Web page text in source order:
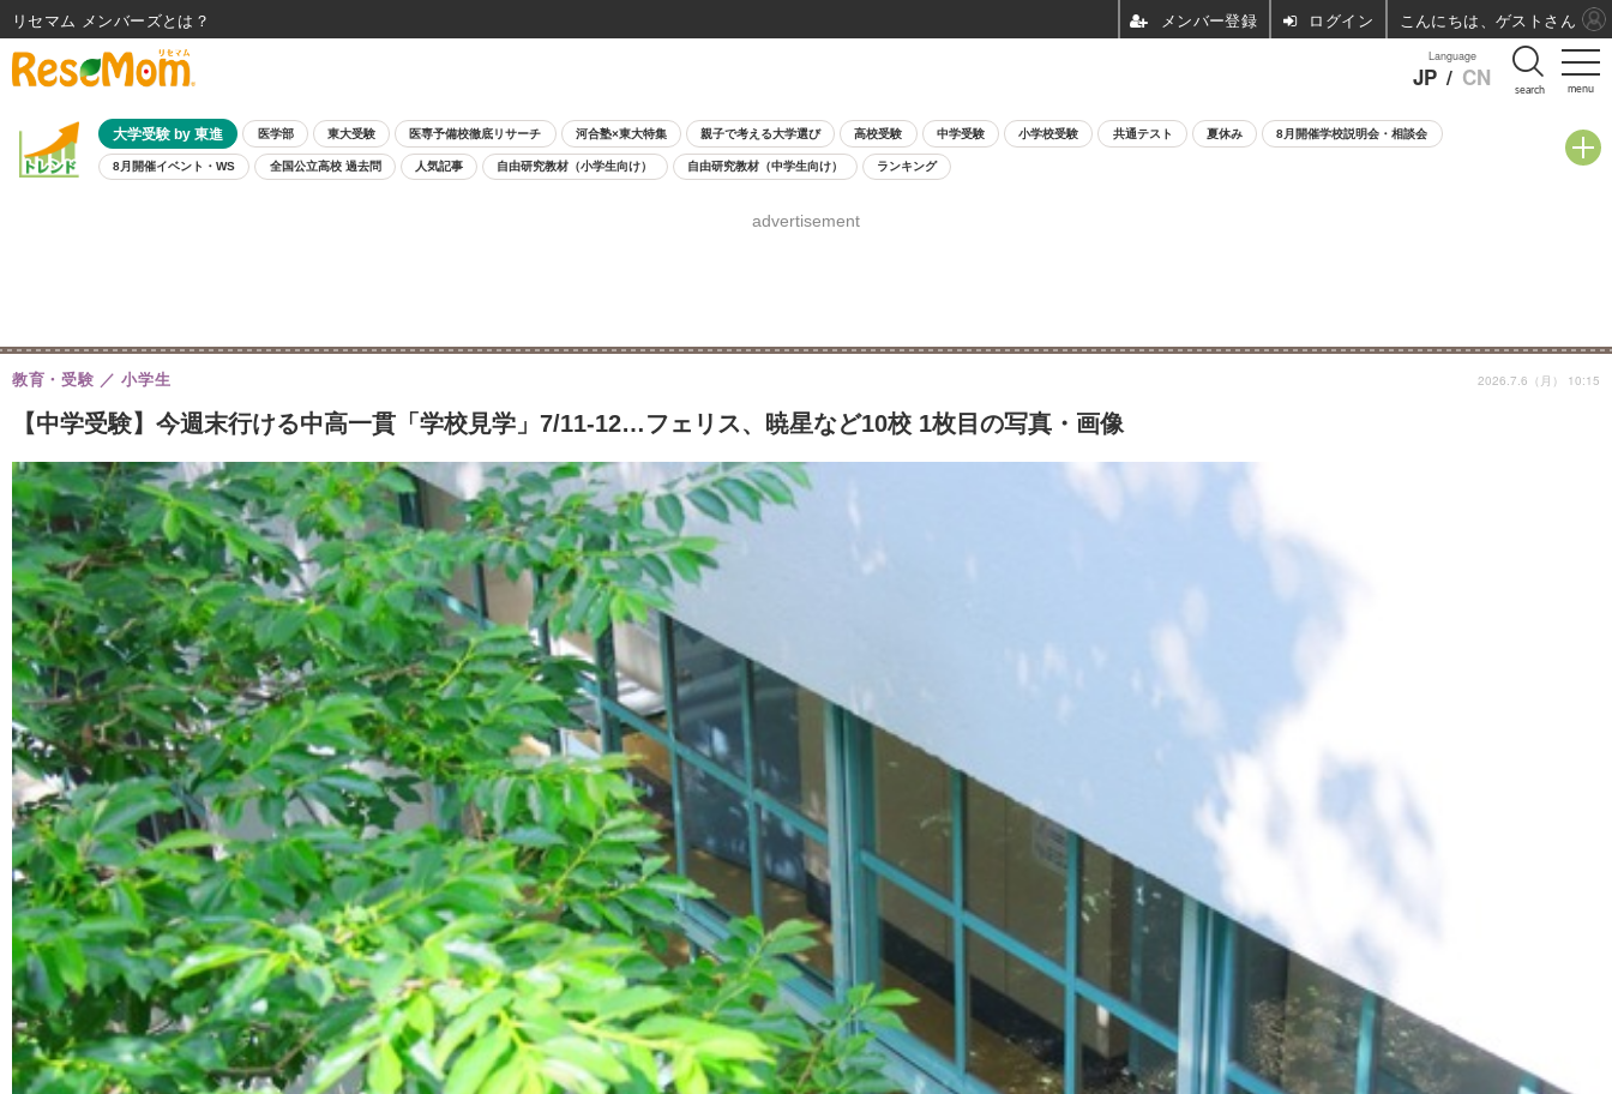
menu
Language
JP / CN search
大学受験 by 東進 医学部 東大受験 医専予備校徹底リサーチ 河合塾×東大特集 親子で考える大学選び 高校受験 中学受験 小学校受験 共通テスト 夏休み 8月開催学校説明会・相談会
8月開催イベント・WS 全国公立高校 過去問 人気記事 自由研究教材（小学生向け） 自由研究教材（中学生向け） ランキング
advertisement
【中学受験】今週末行ける中高一貫「学校見学」7/11-12…フェリス、暁星など10校 1枚目の写真・画像
教育・受験 小学生 2026.7.6（月） 10:15
リセマム メンバーズ ログイン こんにちは、ゲストさん